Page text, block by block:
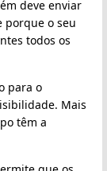
deve enviar
porque o seu
todos os
para o
Mais
têm a